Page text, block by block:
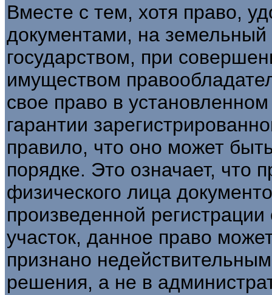
Вместе с тем, хотя право,
документами, на земельный
государством, при
имуществом
свое право в
гарантии
правило, что оно может
порядке. Это означает, что
физического лица
произведенной
участок, данное право
признано
решения, а не в